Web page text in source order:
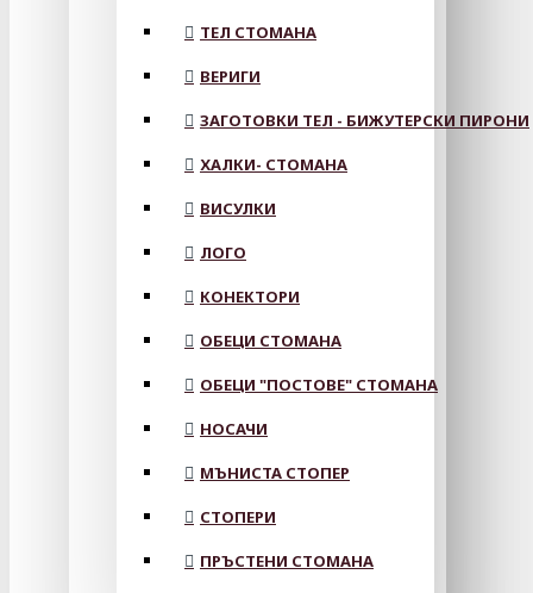
ТЕЛ СТОМАНА
ВЕРИГИ
ЗАГОТОВКИ ТЕЛ - БИЖУТЕРСКИ ПИРОНИ
ХАЛКИ- СТОМАНА
ВИСУЛКИ
ЛОГО
КОНЕКТОРИ
ОБЕЦИ СТОМАНА
ОБЕЦИ "ПОСТОВЕ" СТОМАНА
НОСАЧИ
МЪНИСТА СТОПЕР
СТОПЕРИ
ПРЪСТЕНИ СТОМАНА